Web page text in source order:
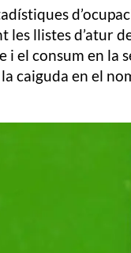
llistes d’atur
el consum en la
caiguda en el